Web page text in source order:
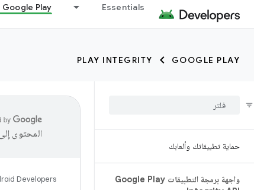
Essentials
Google Play
GOOGLE PLAY
PLAY INTEGRITY
حماية تطبيقاتك وألعابك
واجهة برمجة التطبيقات Google Play
المحتوى
Developers